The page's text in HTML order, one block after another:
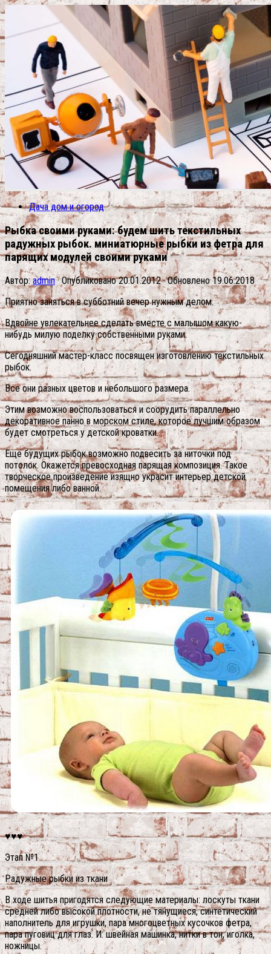
Дача дом и огород
Рыбка своими руками: будем шить текстильных
радужных рыбок. миниатюрные рыбки из фетра для
парящих модулей своими руками
Автор:admin · Опубликовано20.01.2012· Обновлено19.06.2018
Приятно заняться в субботний вечер нужным делом.
Вдвойне увлекательнее сделать вместе с малышом какую-
нибудь милую поделку собственными руками.
Сегодняшний мастер-класс посвящен изготовлению текстильных
рыбок.
Все они разных цветов и небольшого размера.
Этим возможно воспользоваться и соорудить параллельно
декоративное панно в морском стиле, которое лучшим образом
будет смотреться у детской кроватки.
Еще будущих рыбок возможно подвесить за ниточки под
потолок. Окажется превосходная парящая композиция. Такое
творческое произведение изящно украсит интерьер детской
помещения либо ванной.
♥♥♥
Этап №1
Радужные рыбки из ткани
В ходе шитья пригодятся следующие материалы: лоскуты ткани
средней либо высокой плотности, не тянущиеся, синтетический
наполнитель для игрушки, пара многоцветных кусочков фетра,
пара пуговиц для глаз. И: швейная машинка, нитки в тон, иголка,
ножницы.